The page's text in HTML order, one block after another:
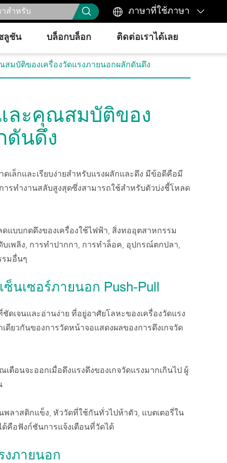
  ภาษาที่ใช้ภาษา 
ลูชัน บล็อกบล็อก ติดต่อเราได้เลย
สมบัติของเครื่องวัดแรงภายนอกผลักดันดึง
ละคุณสมบัติของ
ดันดึง
เล็กและเรียบง่ายสำหรับแรงผลักและดึง มีข้อดีคือมี
รทำงานสลับสูงสุดซึ่งสามารถใช้สำหรับตัวบ่งชี้โหลด
แบบกดดึงของเครื่องใช้ไฟฟ้า, สิ่งทออุตสาหกรรม
เพลิง, การทำปากกา, การทำล็อค, อุปกรณ์ตกปลา,
รมอื่นๆ
นเซอร์ภายนอก Push-Pull
ดเจนและอ่านง่าย ที่อยู่อาศัยโลหะของเครื่องวัดแรง
ดียวกันของการวัดหน้าจอแสดงผลของการดึงเกจวัด
อนจะออกเมื่อดึงแรงดึงของเกจวัดแรงมากเกินไป ผู้
ลาสติกแข็ง, หัววัดที่ใช้กันทั่วไปห้าตัว, แบตเตอรี่ใน
คือฟังก์ชันการแจ้งเตือนที่วัดได้
งภายนอก